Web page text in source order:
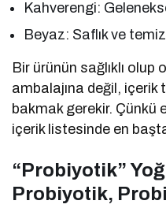
Kahverengi:
Beyaz: Saflık ve
Bir ürünün sağlıklı olup
ambalajına değil, içerik
bakmak gerekir. Çünkü
içerik listesinde en
“Probiyotik”
Probiyotik,